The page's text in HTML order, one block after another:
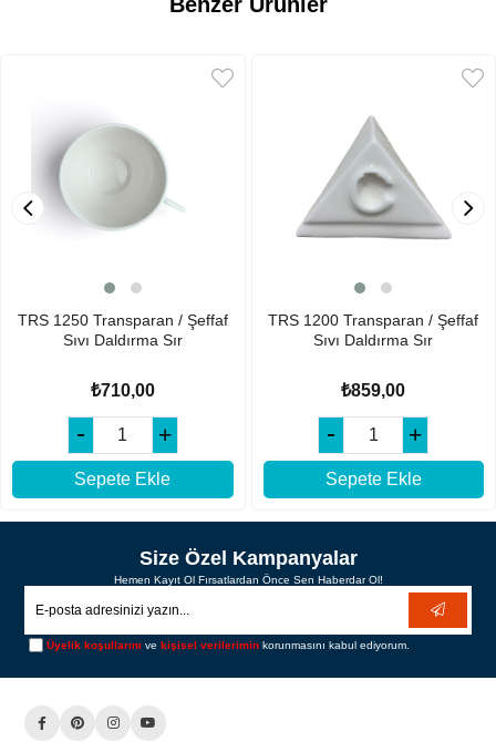
TRS 1250 Transparan / Şeffaf
Sıvı Daldırma Sır
₺710,00
Sepete Ekle
TRS 1200 Transparan / Şeffaf
Sıvı Daldırma Sır
₺859,00
Sepete Ekle
Size Özel Kampanyalar
Hemen Kayıt Ol Fırsatlardan Önce Sen Haberdar Ol!
Üyelik koşullarını vekişisel verilerimin korunmasını kabul ediyorum.